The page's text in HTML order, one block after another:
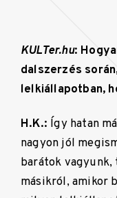
KULTer.hu:
dalszerzés
lelkiállapotban,
H.K.: Így hatan
nagyon jól
barátok
másikról, amikor